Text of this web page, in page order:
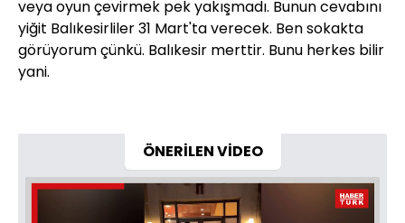
veya oyun çevirmek pek yakışmadı. Bunun cevabını
yiğit Balıkesirliler 31 Mart'ta verecek. Ben sokakta
görüyorum çünkü. Balıkesir merttir. Bunu herkes bilir
yani.
ÖNERİLEN VİDEO